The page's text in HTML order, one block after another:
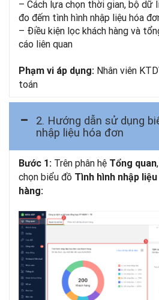
– Cách lựa chọn thời gian, bộ dữ
đo đếm tình hình nhập liệu hóa
– Điều kiện lọc khách hàng và
cáo liên quan
Phạm vi áp dụng: Nhân viên
toán
2. Hướng dẫn sử dụng
nhập liệu hóa đơn
Bước 1: Trên phân hệ Tổng quan
chọn biểu đồ Tình hình nhập
hàng: